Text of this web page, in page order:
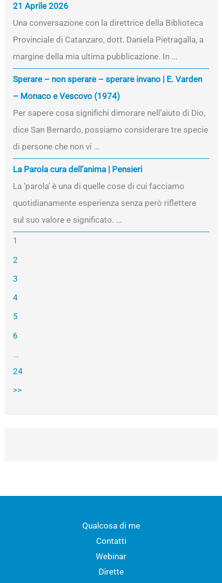
21 Aprile 2026
Una conversazione con la direttrice della Biblioteca
Provinciale di Catanzaro, dott. Daniela Pietragalla, a
margine della mia ultima pubblicazione. In ...
Sperare – non sperare – sperare invano | E. Varden
– Monaco e Vescovo (1974)
Per sapere cosa significhi dimorare nell’aiuto di Dio,
dice San Bernardo, possiamo considerare tre specie
di persone che non vi ...
La Parola cura dell’anima | Pensieri
La ‘parola’ è una di quelle cose di cui facciamo
quotidianamente esperienza senza però riflettere
sul suo valore e significato. ...
1
2
3
4
5
6
...
24
>>
Qualcosa di me
Contatti
Webinar
Dirette